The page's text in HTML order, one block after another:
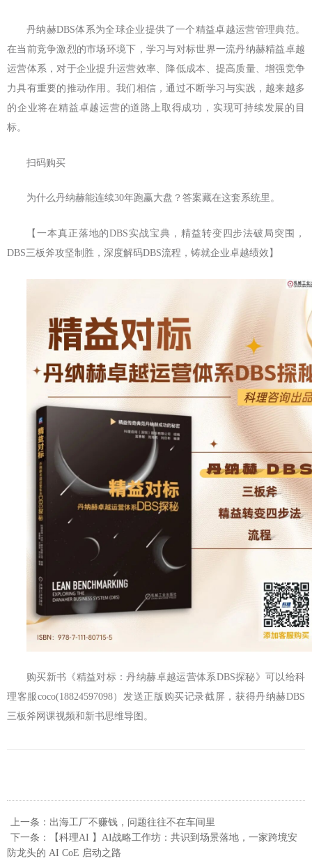
丹纳赫DBS体系为全球企业提供了一个精益卓越运营管理典范。
在当前竞争激烈的市场环境下，学习与对标世界一流丹纳赫精益卓越
运营体系，对于企业提升运营效率、降低成本、提高质量、增强竞争
力具有重要的推动作用。我们相信，通过不断学习与实践，越来越多
的企业将在精益卓越运营的道路上取得成功，实现可持续发展的目
标。
扫码购买
为什么丹纳赫能连续30年跑赢大盘？答案藏在这套系统里。
【一本真正落地的DBS实战宝典，精益转变四步法破局突围，
DBS三板斧攻坚制胜，深度解码DBS流程，铸就企业卓越绩效】
购买新书《精益对标：丹纳赫卓越运营体系DBS探秘》可以给科
理客服coco(18824597098）发送正版购买记录截屏，获得丹纳赫DBS
三板斧网课视频和新书思维导图。
上一条：出海工厂不赚钱，问题往往不在车间里
下一条：【科理AI 】AI战略工作坊：共识到场景落地，一家跨境安
防龙头的 AI CoE 启动之路